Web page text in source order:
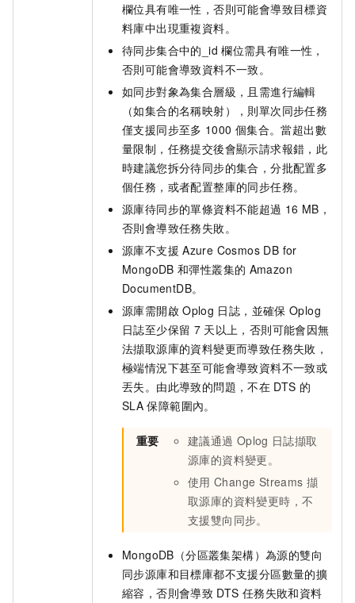
欄位具有唯一性，否則可能會導致目標資
料庫中出現重複資料。
待同步集合中的_id 欄位需具有唯一性，
否則可能會導致資料不一致。
如同步對象為集合層級，且需進行編輯
（如集合的名稱映射），則單次同步任務
僅支援同步至多 1000 個集合。當超出數
量限制，任務提交後會顯示請求報錯，此
時建議您拆分待同步的集合，分批配置多
個任務，或者配置整庫的同步任務。
源庫待同步的單條資料不能超過 16 MB，
否則會導致任務失敗。
源庫不支援 Azure Cosmos DB for
MongoDB 和彈性叢集的 Amazon
DocumentDB。
源庫需開啟 Oplog 日誌，並確保 Oplog
日誌至少保留 7 天以上，否則可能會因無
法擷取源庫的資料變更而導致任務失敗，
極端情況下甚至可能會導致資料不一致或
丟失。由此導致的問題，不在 DTS 的
SLA 保障範圍內。
重要 建議通過 Oplog 日誌擷取
源庫的資料變更。
使用 Change Streams 擷
取源庫的資料變更時，不
支援雙向同步。
MongoDB（分區叢集架構）為源的雙向
同步源庫和目標庫都不支援分區數量的擴
縮容，否則會導致 DTS 任務失敗和資料